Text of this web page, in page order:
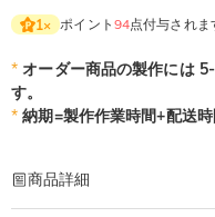
1× ポイント 94点付与されま
* オーダー商品の製作には
す。
* 納期=製作作業時間+配送
商品詳細